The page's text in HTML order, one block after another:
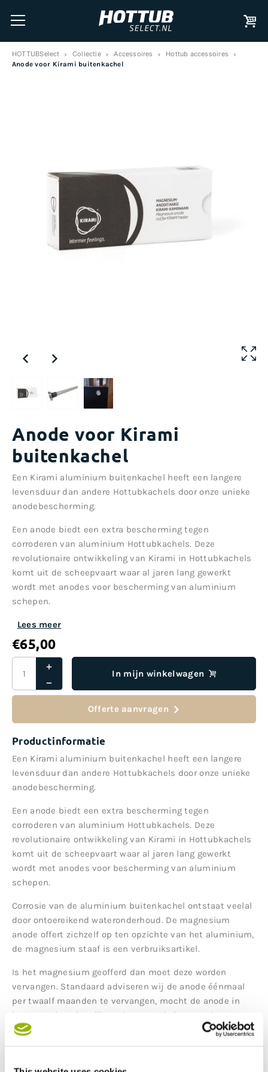
HOTTUBSelect Collectie Accessoires Hottub accessoires
Anode voor Kirami buitenkachel
Anode voor Kirami
buitenkachel
Een Kirami aluminium buitenkachel heeft een langere
levensduur dan andere Hottubkachels door onze unieke
anodebescherming.
Een anode biedt een extra bescherming tegen
corroderen van aluminium Hottubkachels. Deze
revolutionaire ontwikkeling van Kirami in Hottubkachels
komt uit de scheepvaart waar al jaren lang gewerkt
wordt met anodes voor bescherming van aluminium
schepen.
Lees meer
€65,00
In mijn winkelwagen
Offerte aanvragen
Productinformatie
Een Kirami aluminium buitenkachel heeft een langere
levensduur dan andere Hottubkachels door onze unieke
anodebescherming.
Een anode biedt een extra bescherming tegen
corroderen van aluminium Hottubkachels. Deze
revolutionaire ontwikkeling van Kirami in Hottubkachels
komt uit de scheepvaart waar al jaren lang gewerkt
wordt met anodes voor bescherming van aluminium
schepen.
Corrosie van de aluminium buitenkachel ontstaat veelal
door ontoereikend wateronderhoud. De magnesium
anode offert zichzelf op ten opzichte van het aluminium,
de magnesium staaf is een verbruiksartikel.
Is het magnesium geofferd dan moet deze worden
vervangen. Standaard adviseren wij de anode éénmaal
per twaalf maanden te vervangen, mocht de anode in
jouw geval eerder slijten dan moet je hem eerder
vervangen.
Onder 'bijlagen' vindt u de handleiding voor vervanging